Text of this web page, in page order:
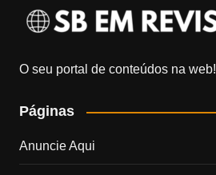
O seu portal de conteúdos na web!
Páginas
Anuncie Aqui